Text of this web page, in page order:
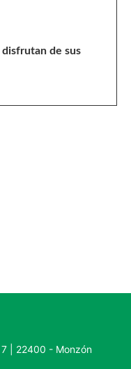
disfrutan de sus
| 22400 - Monzón